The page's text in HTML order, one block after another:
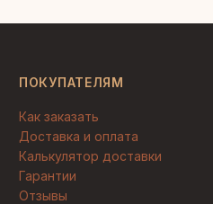
ПОКУПАТЕЛЯМ
Как заказать
Доставка и оплата
Калькулятор доставки
Гарантии
Отзывы